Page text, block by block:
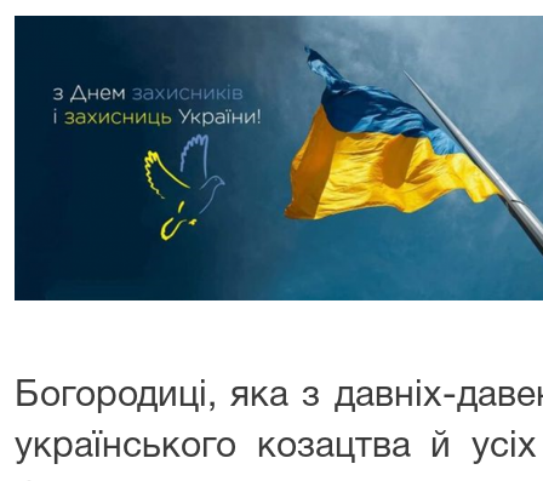
Богородиці, яка з давніх-
українського козацтва й